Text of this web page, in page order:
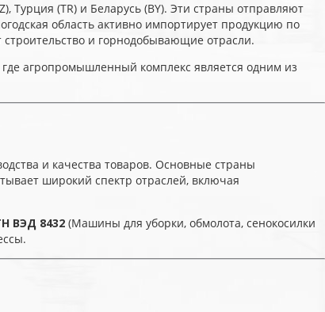
Турция (TR) и Беларусь (BY). Эти страны отправляют
область активно импортирует продукцию по
и горнодобывающие отрасли.
агропромышленный комплекс является одним из
и качества товаров. Основные страны
широкий спектр отраслей, включая
ВЭД 8432 (Машины для уборки, обмолота, сенокосилки